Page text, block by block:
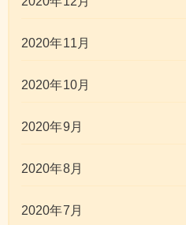
2020年11月
2020年10月
2020年9月
2020年8月
2020年7月